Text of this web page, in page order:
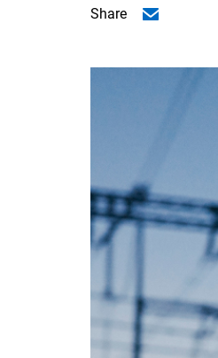
Share